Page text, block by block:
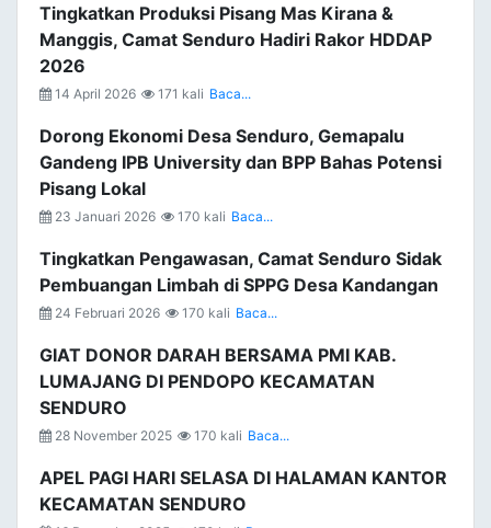
Tingkatkan Produksi Pisang Mas Kirana &
Manggis, Camat Senduro Hadiri Rakor HDDAP
2026
14 April 2026 171 kali Baca...
Dorong Ekonomi Desa Senduro, Gemapalu
Gandeng IPB University dan BPP Bahas Potensi
Pisang Lokal
23 Januari 2026 170 kali Baca...
Tingkatkan Pengawasan, Camat Senduro Sidak
Pembuangan Limbah di SPPG Desa Kandangan
24 Februari 2026 170 kali Baca...
GIAT DONOR DARAH BERSAMA PMI KAB.
LUMAJANG DI PENDOPO KECAMATAN
SENDURO
28 November 2025 170 kali Baca...
APEL PAGI HARI SELASA DI HALAMAN KANTOR
KECAMATAN SENDURO